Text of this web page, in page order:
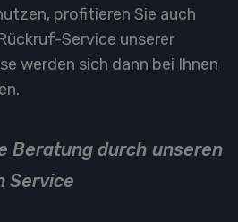
profitieren Sie auch
Service unserer
werden sich dann bei Ihnen
Beratung durch unseren
Service